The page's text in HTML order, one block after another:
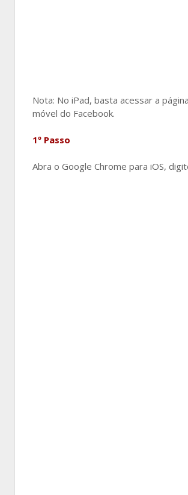
Nota: No iPad, basta acessar a
móvel do Facebook.
1º Passo
Abra o Google Chrome para iOS,